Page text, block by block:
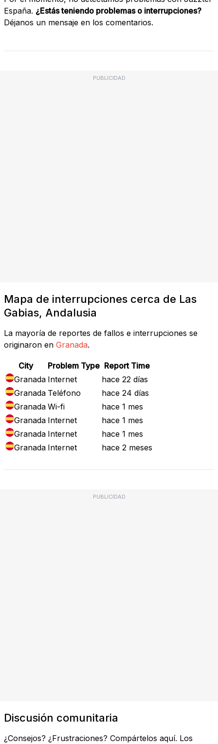
España. ¿Estás teniendo problemas o interrupciones?
Déjanos un mensaje en los comentarios.
PUBLICIDAD
Mapa de interrupciones cerca de Las
Gabias, Andalusia
La mayoría de reportes de fallos e interrupciones se
originaron en Granada.
City Problem Type Report Time
Granada Internet
hace 22 días
Granada Teléfono
hace 24 días
Granada Wi-fi
hace 1 mes
Granada Internet
hace 1 mes
Granada Internet
hace 1 mes
Granada Internet hace 2 meses
PUBLICIDAD
Discusión comunitaria
¿Consejos? ¿Frustraciones? Compártelos aquí. Los